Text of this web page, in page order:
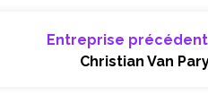
Entreprise
Christian Van